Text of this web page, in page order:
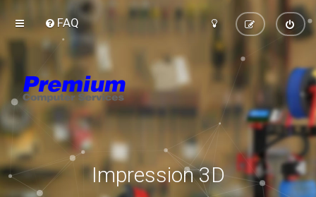
FAQ
Impression 3D